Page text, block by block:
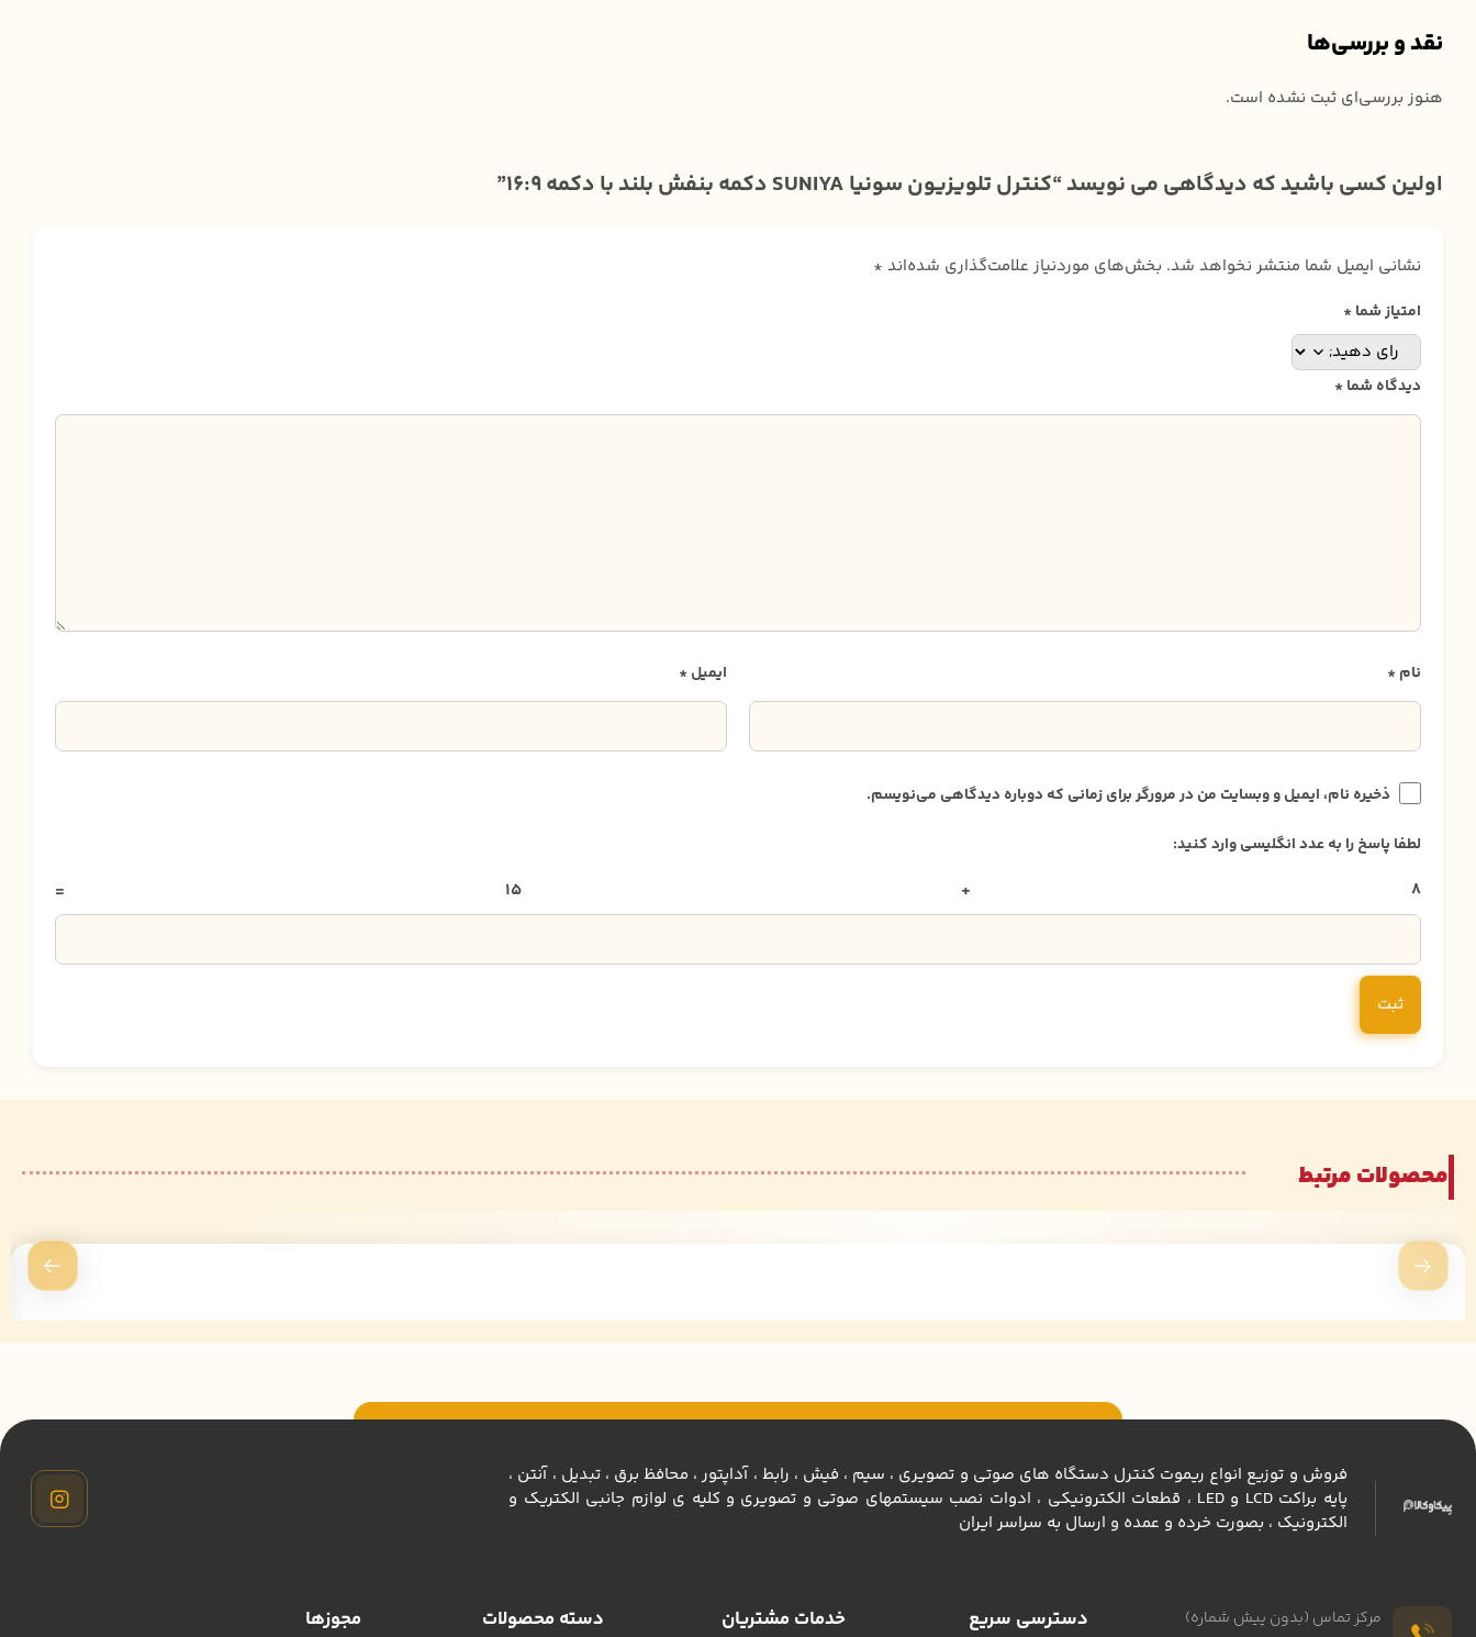
نقد و بررسی‌ها
هنوز بررسی‌ای ثبت نشده است.
اولین کسی باشید که دیدگاهی می نویسد “کنترل تلویزیون سونیا SUNIYA دکمه بنفش بلند با دکمه 16:9”
نشانی ایمیل شما منتشر نخواهد شد. بخش‌های موردنیاز علامت‌گذاری شده‌اند *
امتیاز شما*
دیدگاه شما*
نام* ایمیل*
ذخیره نام، ایمیل و وبسایت من در مرورگر برای زمانی که دوباره دیدگاهی می‌نویسم.
لطفا پاسخ را به عدد انگلیسی وارد کنید:
8 + 15 =
محصولات مرتبط
فروش و توزیع انواع ريموت كنترل دستگاه های صوتی و تصویری ، سيم ، فيش ، رابط ، آداپتور ، محافظ برق ، تبديل ، آنتن ،
پايه براكت LCD و LED ، قطعات الكترونيكي ، ادوات نصب سيستمهاي صوتي و تصويري و كليه ي لوازم جانبي الكتريك و
الكترونيك ، بصورت خرده و عمده و ارسال به سراسر ايران
مرکز تماس (بدون پیش شماره) دسترسی سریع خدمات مشتریان دسته محصولات مجوزها